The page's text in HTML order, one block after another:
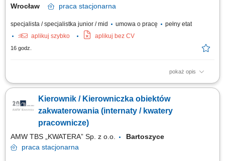
Wrocław
praca stacjonarna
specjalista / specjalistka junior / mid umowa o pracę
pełny etat
aplikuj szybko
aplikuj bez CV
16 godz.
pokaż opis
Zakres obowiązków: zarządzanie powierzonymi nieruchomościami
instalacji; koordynacja prac serwisowych, remontowych i
modernizacyjnych; prowadzenie procesów ofertowych i współpraca z
wykonawcami; kontrola jakości realizowanych...
Kierownik / Kierowniczka obiektów
zakwaterowania (internaty / kwatery
pracownicze)
AMW TBS „KWATERA” Sp. z o.o.
Bartoszyce
praca stacjonarna